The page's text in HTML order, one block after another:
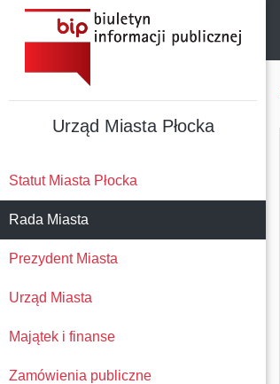
Urząd Miasta Płocka
Statut Miasta Płocka
Rada Miasta
Prezydent Miasta
Urząd Miasta
Majątek i finanse
Zamówienia publiczne